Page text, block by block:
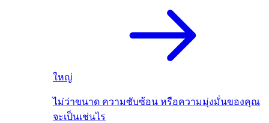
ใหญ่
ไม่ว่าขนาด ความซับซ้อน หรือความมุ่งมั่นของคุณ
จะเป็นเช่นไร